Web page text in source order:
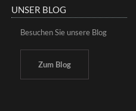
UNSER BLOG
Besuchen Sie unsere Blog
Zum Blog